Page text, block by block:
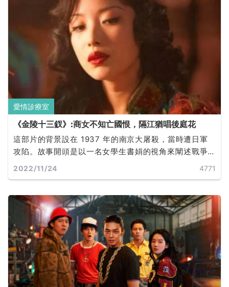
愛情診療室
《金陵十三釵》:商女不知亡國恨，隔江猶唱後庭花
這部片的背景設在 1937 年的南京大屠殺，當時遭日軍
攻陷。故事開頭是以一名女學生書娟的視角來闡述戰爭
帶來的無情，逃亡的驚恐與日軍的兇殘，最終由秦淮女
2022/11/24 4771